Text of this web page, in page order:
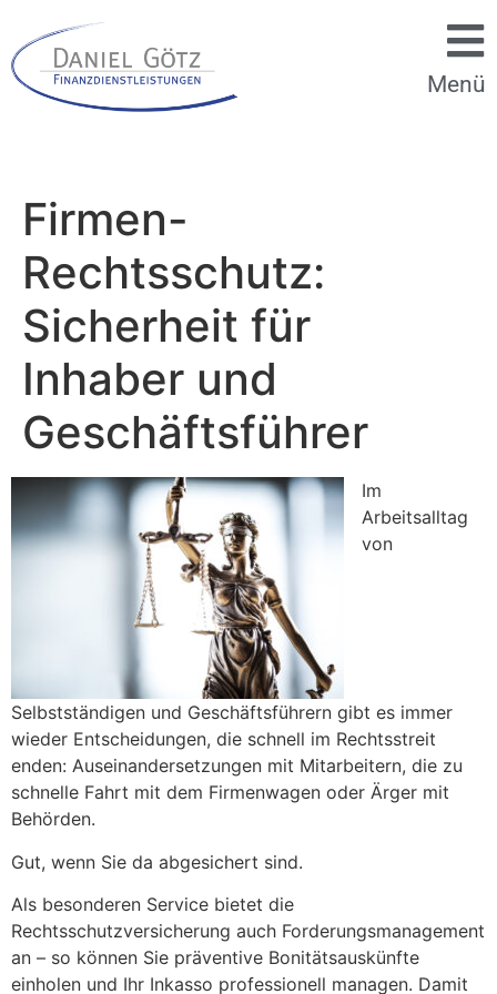
Menü
Firmen-
Rechtsschutz:
Sicherheit für
Inhaber und
Geschäftsführer
Im
Arbeitsalltag
von
Selbstständigen und Geschäftsführern gibt es immer
wieder Entscheidungen, die schnell im Rechtsstreit
enden: Auseinandersetzungen mit Mitarbeitern, die zu
schnelle Fahrt mit dem Firmenwagen oder Ärger mit
Behörden.
Gut, wenn Sie da abgesichert sind.
Als besonderen Service bietet die
Rechtsschutzversicherung auch Forderungsmanagement
an – so können Sie präventive Bonitätsauskünfte
einholen und Ihr Inkasso professionell managen. Damit